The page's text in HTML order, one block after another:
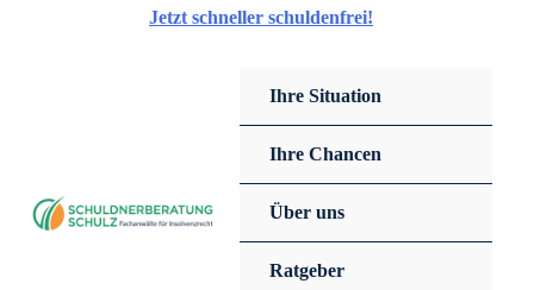
Jetzt schneller schuldenfrei!
Ihre Situation
Ihre Chancen
Über uns
Ratgeber